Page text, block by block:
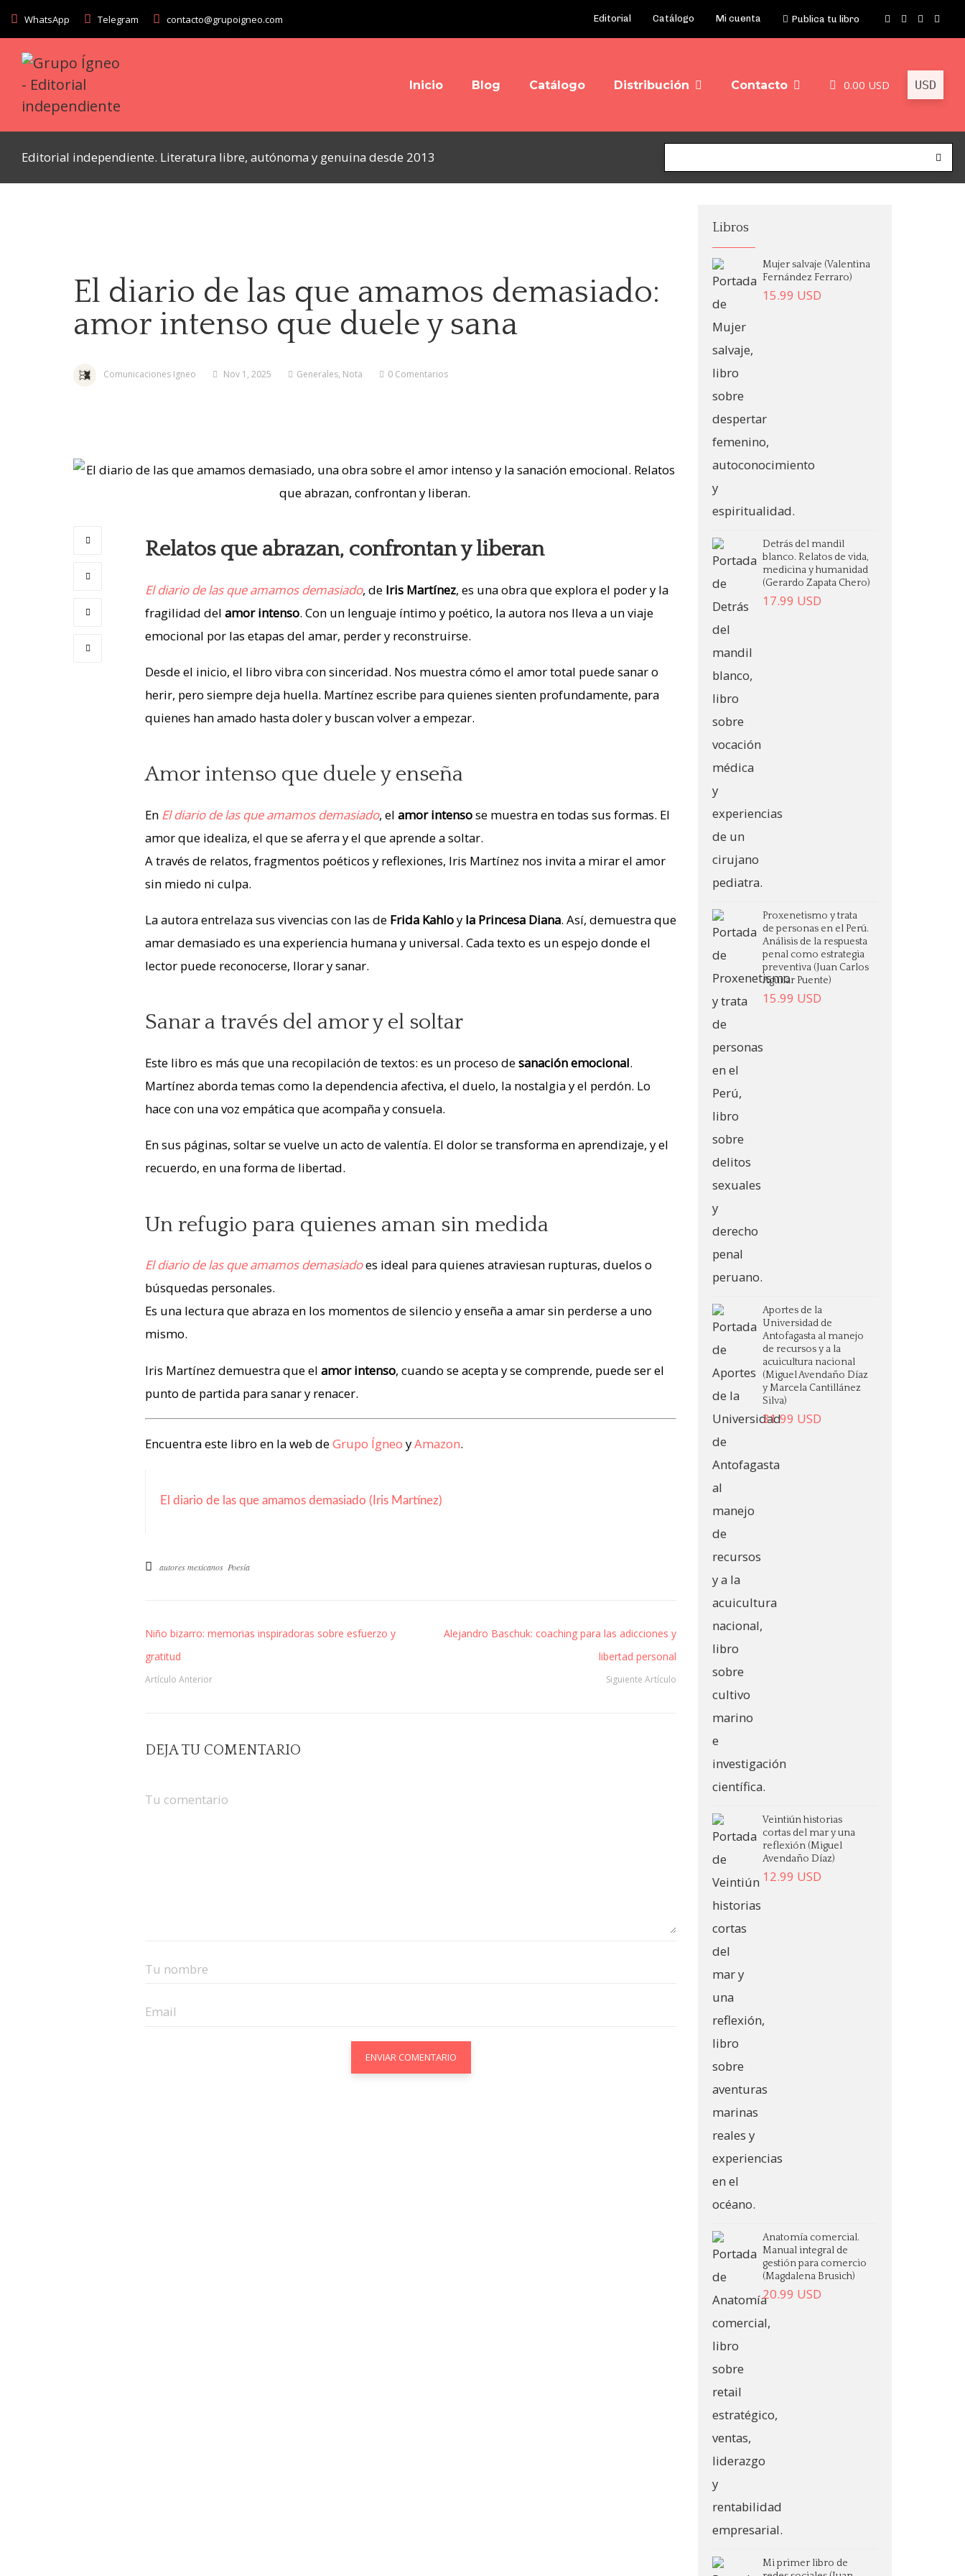
WhatsApp Telegram contacto@grupoigneo.com Editorial Catálogo Mi cuenta Publica tu libro
Inicio Blog Catálogo Distribución Contacto 0.00 USD
Editorial independiente. Literatura libre, autónoma y genuina desde 2013
El diario de las que amamos demasiado:
amor intenso que duele y sana
Comunicaciones Igneo Nov 1, 2025 Generales, Nota 0 Comentarios
Relatos que abrazan, confrontan y liberan
El diario de las que amamos demasiado, de Iris Martínez, es una obra que explora el poder y la
fragilidad del amor intenso. Con un lenguaje íntimo y poético, la autora nos lleva a un viaje
emocional por las etapas del amar, perder y reconstruirse.
Desde el inicio, el libro vibra con sinceridad. Nos muestra cómo el amor total puede sanar o
herir, pero siempre deja huella. Martínez escribe para quienes sienten profundamente, para
quienes han amado hasta doler y buscan volver a empezar.
Amor intenso que duele y enseña
En El diario de las que amamos demasiado, el amor intensose muestra en todas sus formas. El
amor que idealiza, el que se aferra y el que aprende a soltar.
A través de relatos, fragmentos poéticos y reflexiones, Iris Martínez nos invita a mirar el amor
sin miedo ni culpa.
La autora entrelaza sus vivencias con las de Frida Kahloy la Princesa Diana. Así, demuestra que
amar demasiado es una experiencia humana y universal. Cada texto es un espejo donde el
lector puede reconocerse, llorar y sanar.
Sanar a través del amor y el soltar
Este libro es más que una recopilación de textos: es un proceso desanación emocional.
Martínez aborda temas como la dependencia afectiva, el duelo, la nostalgia y el perdón. Lo
hace con una voz empática que acompaña y consuela.
En sus páginas, soltar se vuelve un acto de valentía. El dolor se transforma en aprendizaje, y el
recuerdo, en una forma de libertad.
Un refugio para quienes aman sin medida
El diario de las que amamos demasiadoes ideal para quienes atraviesan rupturas, duelos o
búsquedas personales.
Es una lectura que abraza en los momentos de silencio y enseña a amar sin perderse a uno
mismo.
Iris Martínez demuestra que el amor intenso, cuando se acepta y se comprende, puede ser el
punto de partida para sanar y renacer.
Encuentra este libro en la web deGrupo Ígneo yAmazon.
El diario de las que amamos demasiado (Iris Martínez)
autores mexicanos Poesía
Niño bizarro: memorias inspiradoras sobre esfuerzo y
gratitud
Artículo Anterior
Alejandro Baschuk: coaching para las adicciones y
libertad personal
Siguiente Artículo
DEJA TU COMENTARIO
Libros
Mujer salvaje (Valentina
Fernández Ferraro)
15.99 USD
Detrás del mandil
blanco. Relatos de vida,
medicina y humanidad
(Gerardo Zapata Chero)
17.99 USD
Proxenetismo y trata
de personas en el Perú.
Análisis de la respuesta
penal como estrategia
preventiva (Juan Carlos
Aguilar Puente)
15.99 USD
Aportes de la
Universidad de
Antofagasta al manejo
de recursos y a la
acuicultura nacional
(Miguel Avendaño Díaz
y Marcela Cantillánez
Silva)
31.99 USD
Veintiún historias
cortas del mar y una
reflexión (Miguel
Avendaño Díaz)
12.99 USD
Anatomía comercial.
Manual integral de
gestión para comercio
(Magdalena Brusich)
20.99 USD
Mi primer libro de